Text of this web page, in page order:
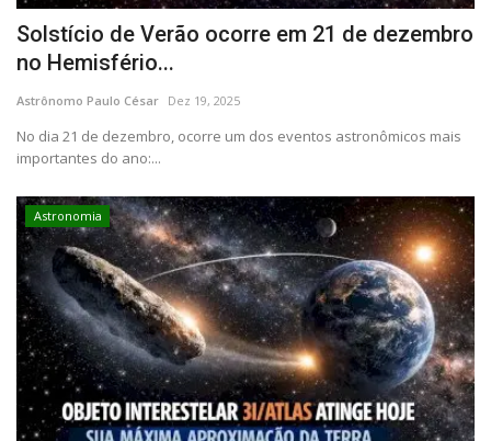
Solstício de Verão ocorre em 21 de dezembro
no Hemisfério...
Astrônomo Paulo César Dez 19, 2025
No dia 21 de dezembro, ocorre um dos eventos astronômicos mais
importantes do ano:...
Astronomia